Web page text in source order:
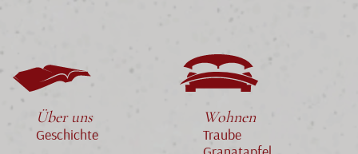
Über uns
Geschichte
Wohnen
Traube